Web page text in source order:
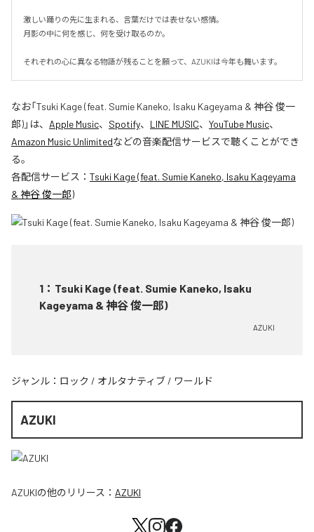
激しい踊りの先に生まれる、言葉だけでは表せない感情。
月影の中に何を感じ、何を受け取るのか。
それぞれの心に異なる物語が残ることを願って、AZUKIは今年も舞います。
なお「Tsuki Kage (feat. Sumie Kaneko, Isaku Kageyama & 神谷 俊一
郎)」は、 Apple Music、 Spotify、 LINE MUSIC、 YouTube Music、
Amazon Music Unlimitedなどの音楽配信サービスで聴くことができ
る。
各配信サービス： Tsuki Kage (feat. Sumie Kaneko, Isaku Kageyama
& 神谷 俊一郎)
1 ： Tsuki Kage (feat. Sumie Kaneko, Isaku
Kageyama & 神谷 俊一郎)
AZUKI
ジャンル： ロック / オルタナティブ / ワールド
AZUKI
AZUKIの他のリリース： AZUKI